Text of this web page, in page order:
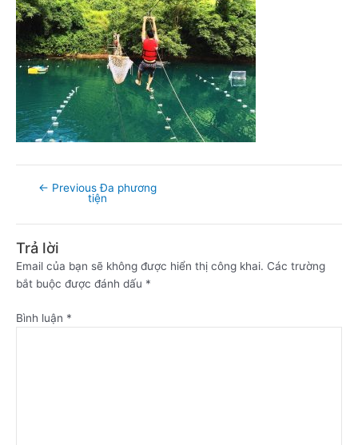
← Previous Đa phương
tiện
Trả lời
Email của bạn sẽ không được hiển thị công khai. Các trường
bắt buộc được đánh dấu *
Bình luận *